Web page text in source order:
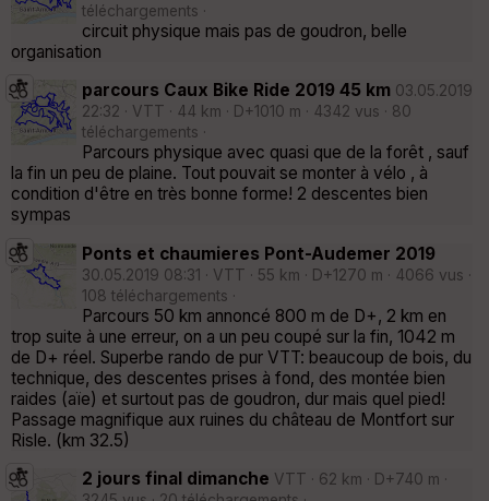
téléchargements ·
circuit physique mais pas de goudron, belle
organisation
parcours Caux Bike Ride 2019 45 km 03.05.2019
22:32 · VTT · 44 km · D+1010 m · 4342 vus · 80
téléchargements ·
Parcours physique avec quasi que de la forêt , sauf
la fin un peu de plaine. Tout pouvait se monter à vélo , à
condition d'être en très bonne forme! 2 descentes bien
sympas
Ponts et chaumieres Pont-Audemer 2019
30.05.2019 08:31 · VTT · 55 km · D+1270 m · 4066 vus ·
108 téléchargements ·
Parcours 50 km annoncé 800 m de D+, 2 km en
trop suite à une erreur, on a un peu coupé sur la fin, 1042 m
de D+ réel. Superbe rando de pur VTT: beaucoup de bois, du
technique, des descentes prises à fond, des montée bien
raides (aïe) et surtout pas de goudron, dur mais quel pied!
Passage magnifique aux ruines du château de Montfort sur
Risle. (km 32.5)
2 jours final dimanche VTT · 62 km · D+740 m ·